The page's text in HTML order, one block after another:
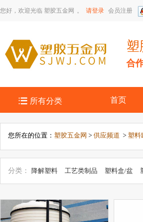
您好，欢迎光临 塑胶五金网 。 请登录 会员注册
塑
合
 所有分类 首页
您所在的位置： 塑胶五金网 > 供应频道 > 塑料
分类： 降解塑料 工艺类制品 塑料盒/盆
品
塑料加工定做 包装类制品 塑料管材
类制品
办公文具制品 压克力制品 塑料瓶
家具类制品
塑料膜 塑料托盘